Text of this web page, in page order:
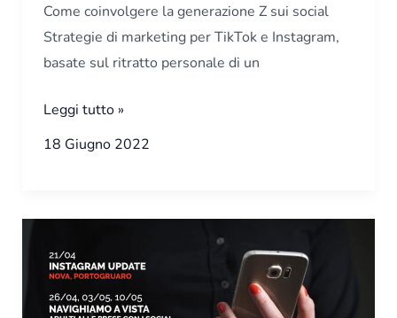
Come coinvolgere la generazione Z sui social
Strategie di marketing per TikTok e Instagram,
basate sul ritratto personale di un
Leggi tutto »
18 Giugno 2022
corsi:
instagram,
personal